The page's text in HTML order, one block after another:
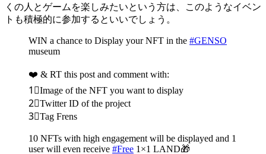
くの人とゲームを楽しみたいという方は、このようなイベン
トも積極的に参加するといいでしょう。
WIN a chance to Display your NFT in the #GENSO
museum
❤️ & RT this post and comment with:
1⃣Image of the NFT you want to display
2⃣Twitter ID of the project
3⃣Tag Frens
10 NFTs with high engagement will be displayed and 1
user will even receive #Free 1×1 LAND🎁